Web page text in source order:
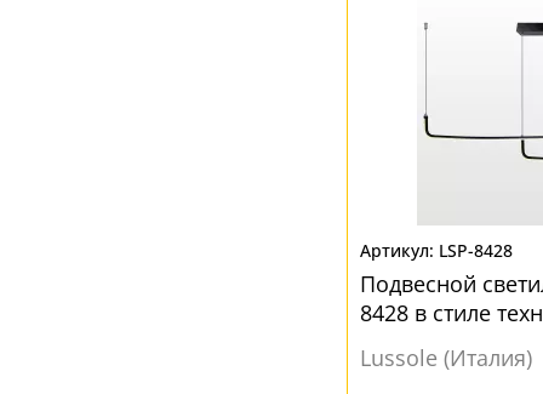
LSP-8428
Подвесной
8428 в стиле
Lussole (Италия)